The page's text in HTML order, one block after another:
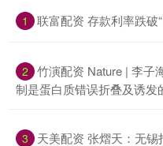
1 联富配资 存款利率跌破
2 竹演配资 Nature | 李子
制是蛋白质错误折叠及诱发
3
天美配资 张熠天：无锡